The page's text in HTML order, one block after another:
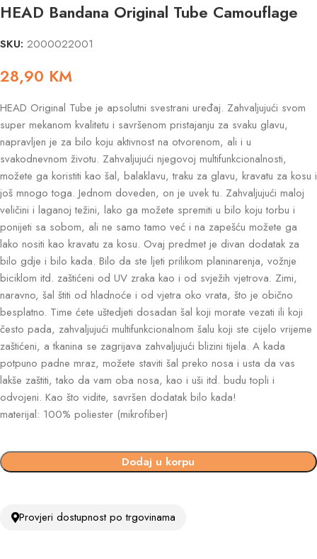
HEAD Bandana Original Tube Camouflage
SKU: 2000022001
28,90 KM
HEAD Original Tube je apsolutni svestrani uređaj. Zahvaljujući svom
super mekanom kvalitetu i savršenom pristajanju za svaku glavu,
napravljen je za bilo koju aktivnost na otvorenom, ali i u
svakodnevnom životu. Zahvaljujući njegovoj multifunkcionalnosti,
možete ga koristiti kao šal, balaklavu, traku za glavu, kravatu za kosu i
još mnogo toga. Jednom doveden, on je uvek tu. Zahvaljujući maloj
veličini i laganoj težini, lako ga možete spremiti u bilo koju torbu i
ponijeti sa sobom, ali ne samo tamo već i na zapešću možete ga
lako nositi kao kravatu za kosu. Ovaj predmet je divan dodatak za
bilo gdje i bilo kada. Bilo da ste ljeti prilikom planinarenja, vožnje
biciklom itd. zaštićeni od UV zraka kao i od svježih vjetrova. Zimi,
naravno, šal štiti od hladnoće i od vjetra oko vrata, što je obično
besplatno. Time ćete uštedjeti dosadan šal koji morate vezati ili koji
često pada, zahvaljujući multifunkcionalnom šalu koji ste cijelo vrijeme
zaštićeni, a tkanina se zagrijava zahvaljujući blizini tijela. A kada
potpuno padne mraz, možete staviti šal preko nosa i usta da vas
lakše zaštiti, tako da vam oba nosa, kao i uši itd. budu topli i
odvojeni. Kao što vidite, savršen dodatak bilo kada!
materijal: 100% poliester (mikrofiber)
Dodaj u korpu
Provjeri dostupnost po trgovinama